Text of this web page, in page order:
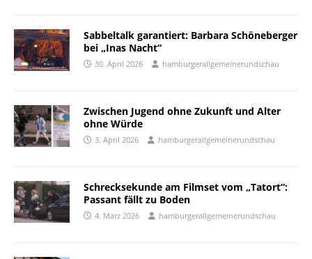
Sabbeltalk garantiert: Barbara Schöneberger
bei „Inas Nacht“
30. April 2026 hamburgerallgemeinerundschau
Zwischen Jugend ohne Zukunft und Alter
ohne Würde
3. April 2026 hamburgerallgemeinerundschau
Schrecksekunde am Filmset vom „Tatort“:
Passant fällt zu Boden
4. März 2026 hamburgerallgemeinerundschau